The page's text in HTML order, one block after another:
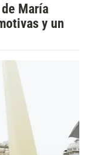
María
y un